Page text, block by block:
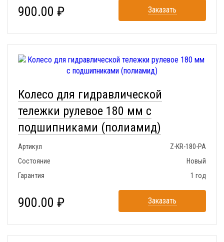
900.00 ₽ Заказать
Колесо для гидравлической
тележки рулевое 180 мм с
подшипниками (полиамид)
Артикул
Z-KR-180-PA
Состояние
Новый
Гарантия
1 год
900.00 ₽ Заказать